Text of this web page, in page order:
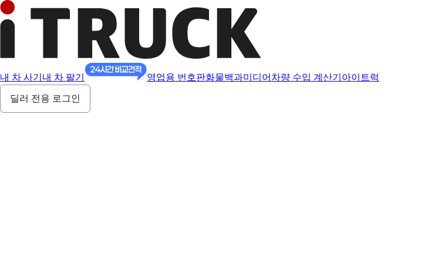
내 차 사기 내 차 팔기 영업용 번호판화물백과미디어 차량 수입 계산기 아이트럭
딜러 전용 로그인